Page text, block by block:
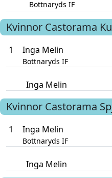
Bottnaryds IF
Kvinnor Castorama
1 Inga Melin
Bottnaryds IF
Inga Melin
Kvinnor Castorama
1 Inga Melin
Bottnaryds IF
Inga Melin